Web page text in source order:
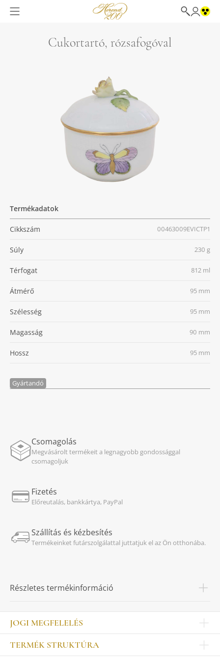
Cukortartó, rózsafogóval
Termékadatok
Cikkszám 00463009EVICTP1
Súly 230 g
Térfogat 812 ml
Átmérő 95 mm
Szélesség 95 mm
Magasság 90 mm
Hossz 95 mm
Gyártandó
Csomagolás
Megvásárolt termékeit a legnagyobb gondossággal
csomagoljuk
Fizetés
Előreutalás, bankkártya, PayPal
Szállítás és kézbesítés
Termékeinket futárszolgálattal juttatjuk el az Ön otthonába.
Részletes termékinformáció
JOGI MEGFELELÉS
Impresszum
Kapcsolat
TERMÉK STRUKTÚRA